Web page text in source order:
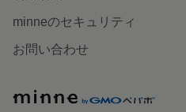
minneのセキュリティ
お問い合わせ